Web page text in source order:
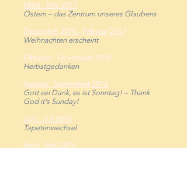
März - Mai 2017
Ostern – das Zentrum unseres Glaubens
Dezember 2016 - Februar 2017
Weihnachten erscheint
Oktober - November 2016
Herbstgedanken
August - September 2016
Gott sei Dank, es ist Sonntag! – Thank
God it's Sunday!
Juni - Juli 2016
Tapetenwechsel
April - Mai 2016